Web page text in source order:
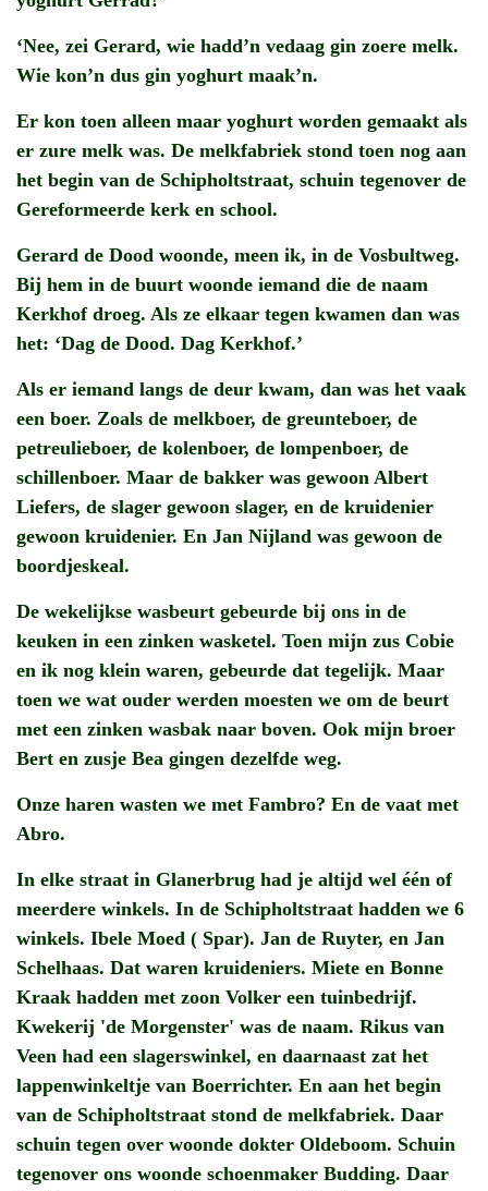
‘Nee, zei Gerard, wie hadd’n vedaag gin zoere melk.
Wie kon’n dus gin yoghurt maak’n.
Er kon toen alleen maar yoghurt worden gemaakt als
er zure melk was. De melkfabriek stond toen nog aan
het begin van de Schipholtstraat, schuin tegenover de
Gereformeerde kerk en school.
Gerard de Dood woonde, meen ik, in de Vosbultweg.
Bij hem in de buurt woonde iemand die de naam
Kerkhof droeg. Als ze elkaar tegen kwamen dan was
het: ‘Dag de Dood. Dag Kerkhof.’
Als er iemand langs de deur kwam, dan was het vaak
een boer. Zoals de melkboer, de greunteboer, de
petreulieboer, de kolenboer, de lompenboer, de
schillenboer. Maar de bakker was gewoon Albert
Liefers, de slager gewoon slager, en de kruidenier
gewoon kruidenier. En Jan Nijland was gewoon de
boordjeskeal.
De wekelijkse wasbeurt gebeurde bij ons in de
keuken in een zinken wasketel. Toen mijn zus Cobie
en ik nog klein waren, gebeurde dat tegelijk. Maar
toen we wat ouder werden moesten we om de beurt
met een zinken wasbak naar boven. Ook mijn broer
Bert en zusje Bea gingen dezelfde weg.
Onze haren wasten we met Fambro? En de vaat met
Abro.
In elke straat in Glanerbrug had je altijd wel één of
meerdere winkels. In de Schipholtstraat hadden we 6
winkels. Ibele Moed ( Spar). Jan de Ruyter, en Jan
Schelhaas. Dat waren kruideniers. Miete en Bonne
Kraak hadden met zoon Volker een tuinbedrijf.
Kwekerij 'de Morgenster' was de naam. Rikus van
Veen had een slagerswinkel, en daarnaast zat het
lappenwinkeltje van Boerrichter. En aan het begin
van de Schipholtstraat stond de melkfabriek. Daar
schuin tegen over woonde dokter Oldeboom. Schuin
tegenover ons woonde schoenmaker Budding. Daar